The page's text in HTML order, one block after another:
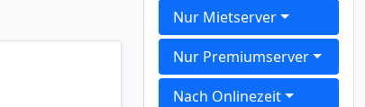
Nur Mietserver
Nur Premiumserver
Nach Onlinezeit